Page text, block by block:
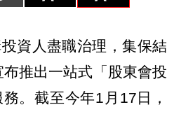
資人盡職治理，集保結
推出一站式「股東會投
。截至今年1月17日，